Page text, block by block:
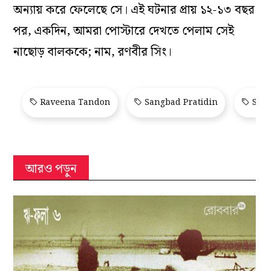
অন্যায় করে ফেলেছে সে। এই ঘটনার প্রায় ১২-১৩ বছর
পর, একদিন, আমরা পোস্টারে দেখতে পেলাম সেই
নাছোড় বালককে; নাম, রণবীর সিং।
Raveena Tandon Sangbad Pratidin
আরও পড়ুন